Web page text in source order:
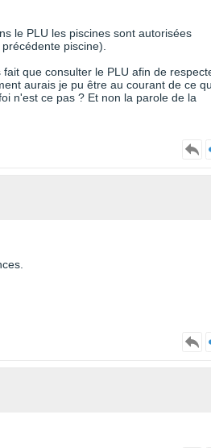
le PLU les piscines sont autorisées
piscine).
que consulter le PLU afin de
aurais je pu être au courant de ce
n'est ce pas ? Et non la parole de la